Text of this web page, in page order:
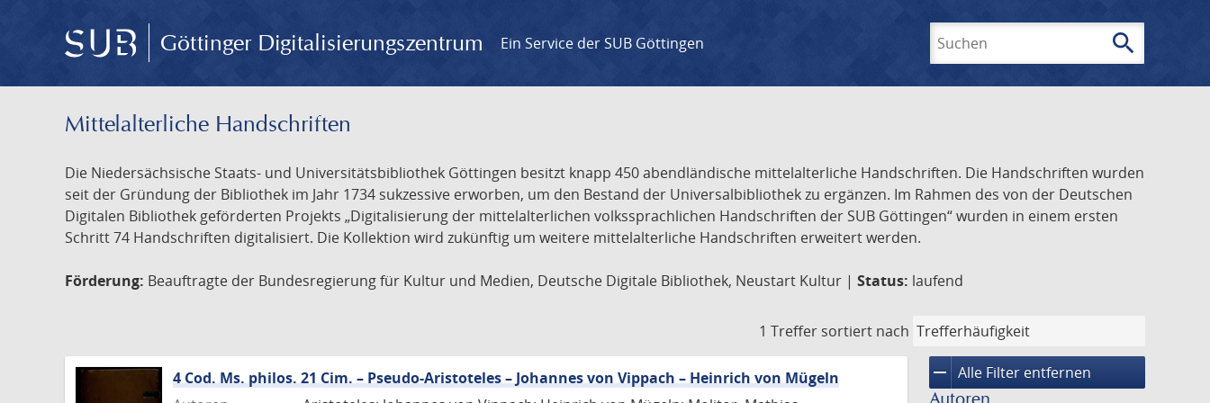
Göttinger Digitalisierungszentrum Ein Service der SUB Göttingen search
Mittelalterliche Handschriften
Die Niedersächsische Staats- und Universitätsbibliothek Göttingen besitzt knapp 450 abendländische mittelalterliche Handschriften. Die Handschriften wurden
seit der Gründung der Bibliothek im Jahr 1734 sukzessive erworben, um den Bestand der Universalbibliothek zu ergänzen. Im Rahmen des von der Deutschen
Digitalen Bibliothek geförderten Projekts „Digitalisierung der mittelalterlichen volkssprachlichen Handschriften der SUB Göttingen“ wurden in einem ersten
Schritt 74 Handschriften digitalisiert. Die Kollektion wird zukünftig um weitere mittelalterliche Handschriften erweitert werden.
Förderung: Beauftragte der Bundesregierung für Kultur und Medien, Deutsche Digitale Bibliothek, Neustart Kultur | Status: laufend
1 Treffer sortiert nach
remove Alle Filter entfernen
4 Cod. Ms. philos. 21 Cim. – Pseudo-Aristoteles – Johannes von Vippach – Heinrich von Mügeln